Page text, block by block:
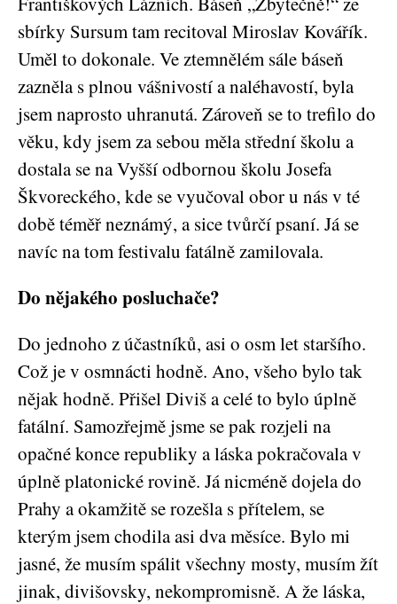
sbírky Sursum tam recitoval Miroslav Kovářík.
Uměl to dokonale. Ve ztemnělém sále báseň
zazněla s plnou vášnivostí a naléhavostí, byla
jsem naprosto uhranutá. Zároveň se to trefilo do
věku, kdy jsem za sebou měla střední školu a
dostala se na Vyšší odbornou školu Josefa
Škvoreckého, kde se vyučoval obor u nás v té
době téměř neznámý, a sice tvůrčí psaní. Já se
navíc na tom festivalu fatálně zamilovala.
Do nějakého posluchače?
Do jednoho z účastníků, asi o osm let staršího.
Což je v osmnácti hodně. Ano, všeho bylo tak
nějak hodně. Přišel Diviš a celé to bylo úplně
fatální. Samozřejmě jsme se pak rozjeli na
opačné konce republiky a láska pokračovala v
úplně platonické rovině. Já nicméně dojela do
Prahy a okamžitě se rozešla s přítelem, se
kterým jsem chodila asi dva měsíce. Bylo mi
jasné, že musím spálit všechny mosty, musím žít
jinak, divišovsky, nekompromisně. A že láska,